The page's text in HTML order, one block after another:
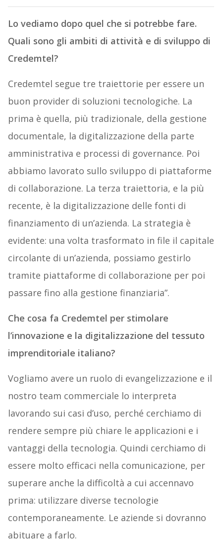
Lo vediamo dopo quel che si potrebbe fare.
Quali sono gli ambiti di attività e di sviluppo di
Credemtel?
Credemtel segue tre traiettorie per essere un
buon provider di soluzioni tecnologiche. La
prima è quella, più tradizionale, della gestione
documentale, la digitalizzazione della parte
amministrativa e processi di governance. Poi
abbiamo lavorato sullo sviluppo di piattaforme
di collaborazione. La terza traiettoria, e la più
recente, è la digitalizzazione delle fonti di
finanziamento di un’azienda. La strategia è
evidente: una volta trasformato in file il capitale
circolante di un’azienda, possiamo gestirlo
tramite piattaforme di collaborazione per poi
passare fino alla gestione finanziaria”.
Che cosa fa Credemtel per stimolare
l’innovazione e la digitalizzazione del tessuto
imprenditoriale italiano?
Vogliamo avere un ruolo di evangelizzazione e il
nostro team commerciale lo interpreta
lavorando sui casi d’uso, perché cerchiamo di
rendere sempre più chiare le applicazioni e i
vantaggi della tecnologia. Quindi cerchiamo di
essere molto efficaci nella comunicazione, per
superare anche la difficoltà a cui accennavo
prima: utilizzare diverse tecnologie
contemporaneamente. Le aziende si dovranno
abituare a farlo.